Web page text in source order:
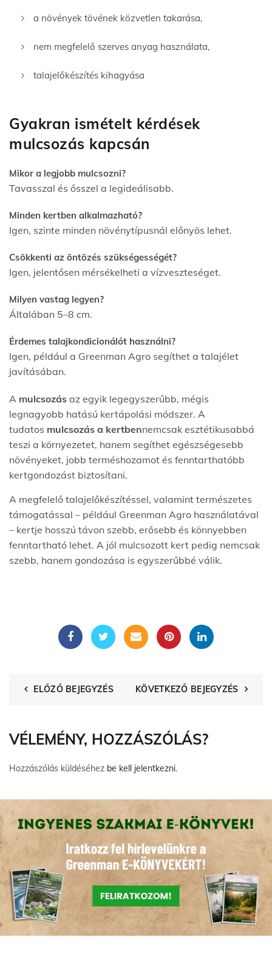
a növények tövének közvetlen takarása,
nem megfelelő szerves anyag használata,
talajelőkészítés kihagyása
Gyakran ismételt kérdések
mulcsozás kapcsán
Mikor a legjobb mulcsozni?
Tavasszal és ősszel a legideálisabb.
Minden kertben alkalmazható?
Igen, szinte minden növénytípusnál előnyös lehet.
Csökkenti az öntözés szükségességét?
Igen, jelentősen mérsékelheti a vízveszteséget.
Milyen vastag legyen?
Általában 5–8 cm.
Érdemes talajkondicionálót használni?
Igen, például a Greenman Agro segíthet a talajélet
javításában.
A mulcsozás az egyik legegyszerűbb, mégis
legnagyobb hatású kertápolási módszer. A
tudatos mulcsozás a kertbennemcsak esztétikusabbá
teszi a környezetet, hanem segíthet egészségesebb
növényeket, jobb terméshozamot és fenntarthatóbb
kertgondozást biztosítani.
A megfelelő talajelőkészítéssel, valamint természetes
támogatással – például Greenman Agro használatával
– kertje hosszú távon szebb, erősebb és könnyebben
fenntartható lehet. A jól mulcsozott kert pedig nemcsak
szebb, hanem gondozása is egyszerűbbé válik.
ELŐZŐ BEJEGYZÉS KÖVETKEZŐ BEJEGYZÉS
VÉLEMÉNY, HOZZÁSZÓLÁS?
Hozzászólás küldéséhez be kell jelentkezni.